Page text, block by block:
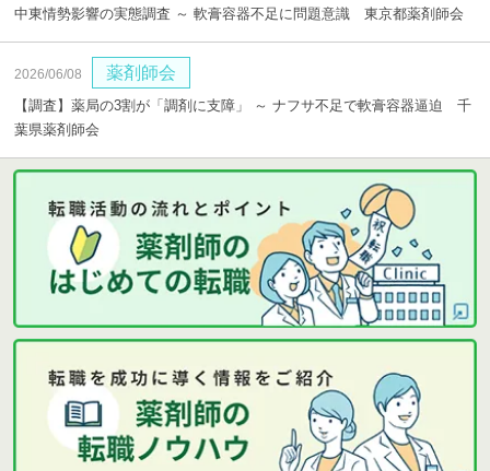
中東情勢影響の実態調査 ～ 軟膏容器不足に問題意識 東京都薬剤師会
2026/06/08 薬剤師会
【調査】薬局の3割が「調剤に支障」 ～ ナフサ不足で軟膏容器逼迫 千
葉県薬剤師会